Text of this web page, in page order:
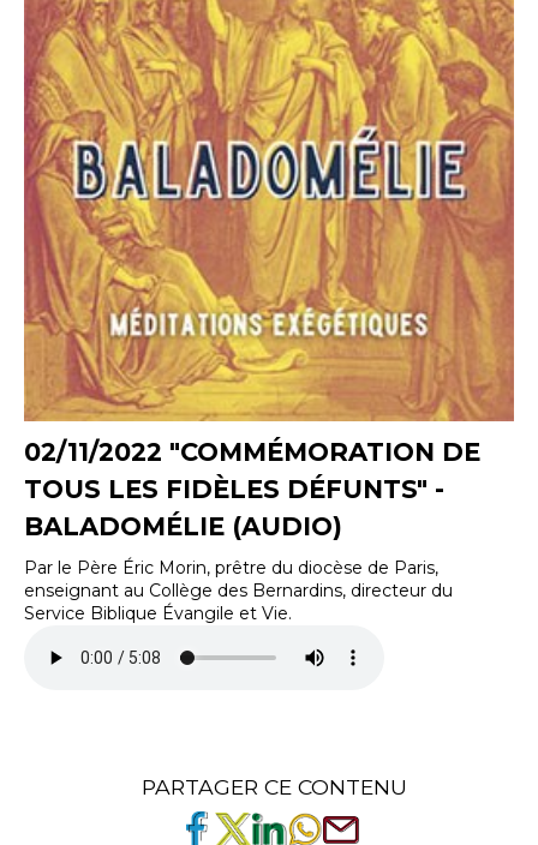
02/11/2022 "COMMÉMORATION DE
TOUS LES FIDÈLES DÉFUNTS" -
BALADOMÉLIE (AUDIO)
Par le Père Éric Morin, prêtre du diocèse de Paris,
enseignant au Collège des Bernardins, directeur du
Service Biblique Évangile et Vie.
PARTAGER CE CONTENU